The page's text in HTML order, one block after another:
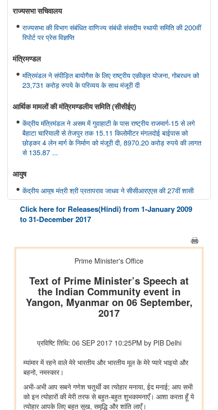
राज्यसभा सचिवालय
राज्यसभा की विभाग संबंधित वाणिज्य संबंधी संसदीय स्थायी समिति की 200वीं
रिपोर्ट पर प्रेस विज्ञप्ति
मंत्रिमण्‍डल
मंत्रिमंडल ने संपीड़ित बायोगैस के लिए राष्ट्रीय एकीकृत योजना, गोबरधन को
23,731 करोड़ रुपये के परिव्यय के साथ मंजूरी दी
आर्थिक मामलों की मंत्रिमण्‍डलीय समिति (सीसीईए)
केंद्रीय मंत्रिमंडल ने असम में गुवाहाटी के पास राष्ट्रीय राजमार्ग-15 से लगे
बैहाटा चारियाली से तेजपुर तक 15.11 किलोमीटर मंगलदोई बाईपास को
छोड़कर 4 लेन मार्ग के निर्माण को मंजूरी दी, 8970.20 करोड़ रुपये की लागत
से 135.87 ...
आयुष
केंद्रीय आयुष मंत्री श्री प्रतापराव जाधव ने सीसीआरएएस की 27वीं शासी
निकाय बैठक की अध्यक्षता की
अंतरिक्ष विभाग
डॉ. जितेंद्र सिंह ने राज्यसभा को गगनयान मिशन और भारत के मानव अंतरिक्ष
अन्वेषण रोडमैप की प्रमुख उपलब्धियों की जानकारी दी
संसद प्रश्न: वैश्विक प्रक्षेपण बाजार में भारत की स्थिति
संसद प्रश्न: अंतरिक्ष प्रौद्योगिकी का विकास
संसद प्रश्न: जम्मू-कश्मीर में इसरो समर्थित अंतरिक्ष प्रौद्योगिकी के अनुप्रयोग
आकार
कोयला मंत्रालय की सलाहकार समिति ने वाणिज्यिक कोयला खनन सुधारों और
निजी क्षेत्र की भागीदारी को बढ़ावा देने पर चर्चा की
वाणिज्‍य एवं उद्योग मंत्रालय
अमेरिका से ईंधन मिश्रण के लिए एथेनॉल के आयात पर कोई छूट या
Click here for Releases(Hindi) from 1-January 2009
to 31-December 2017